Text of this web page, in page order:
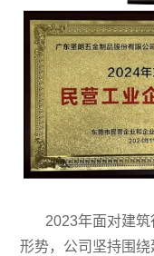
2023年面对建筑
形势，公司坚持围绕